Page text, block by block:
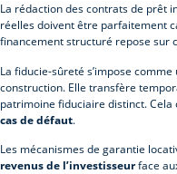
La rédaction des contrats de prêt
réelles doivent être parfaitement
financement structuré repose sur
La fiducie-sûreté s’impose
construction. Elle transfère
patrimoine fiduciaire distinct. Cela
cas de défaut.
Les mécanismes de garantie
revenus de l’investisseurface